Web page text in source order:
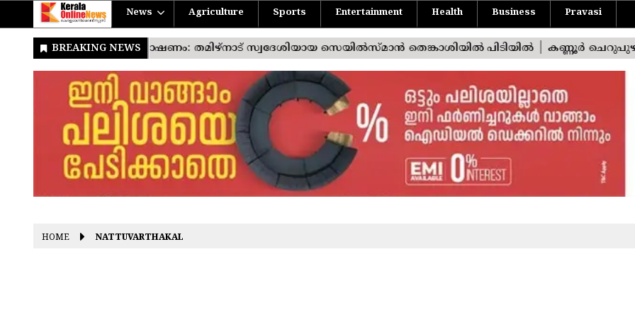
News Agriculture Sports Entertainment Health Business Pravasi
HOME NATTUVARTHAKAL